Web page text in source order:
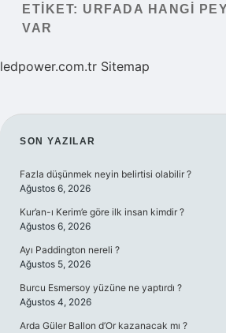
Yasal Uyarı
ETIKET: URFADA HANGI
VAR
ledpower.com.tr Sitemap
SIDEBAR
SON YAZILAR
Fazla düşünmek neyin belirtisi olabilir ?
Ağustos 6, 2026
Kur’an-ı Kerim’e göre ilk insan kimdir ?
Ağustos 6, 2026
Ayı Paddington nereli ?
Ağustos 5, 2026
Burcu Esmersoy yüzüne ne yaptırdı ?
Ağustos 4, 2026
Arda Güler Ballon d’Or kazanacak mı ?